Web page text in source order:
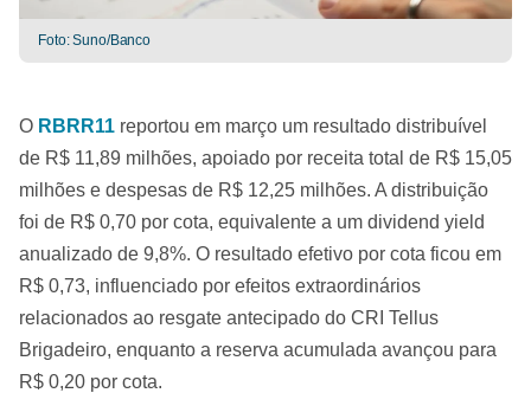
Foto: Suno/Banco
O RBRR11 reportou em março um resultado distribuível
de R$ 11,89 milhões, apoiado por receita total de R$ 15,05
milhões e despesas de R$ 12,25 milhões. A distribuição
foi de R$ 0,70 por cota, equivalente a um dividend yield
anualizado de 9,8%. O resultado efetivo por cota ficou em
R$ 0,73, influenciado por efeitos extraordinários
relacionados ao resgate antecipado do CRI Tellus
Brigadeiro, enquanto a reserva acumulada avançou para
R$ 0,20 por cota.